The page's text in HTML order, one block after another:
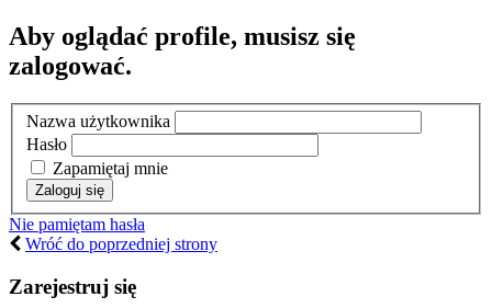
Aby oglądać profile, musisz się
zalogować.
Nazwa użytkownika
Hasło
Zapamiętaj mnie
Nie pamiętam hasła
Wróć do poprzedniej strony
Zarejestruj się